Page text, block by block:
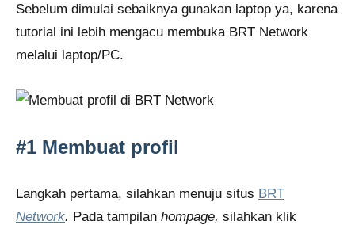
Sebelum dimulai sebaiknya gunakan laptop ya, karena
tutorial ini lebih mengacu membuka BRT Network
melalui laptop/PC.
#1 Membuat profil
Langkah pertama, silahkan menuju situs BRT
Network. Pada tampilan hompage, silahkan klik